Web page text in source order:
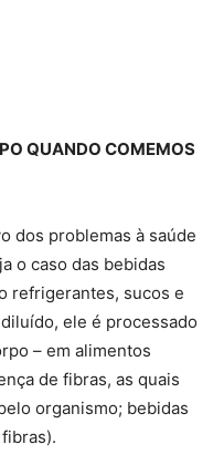
QUANDO COMEMOS
dos problemas à saúde
o caso das bebidas
refrigerantes, sucos e
ele é processado
– em alimentos
de fibras, as quais
organismo; bebidas